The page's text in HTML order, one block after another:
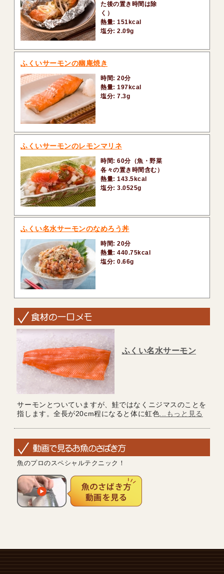
た後の置き時間は除
く）
熱量: 151kcal
塩分: 2.09g
ふくいサーモンの幽庵焼き
時間: 20分
熱量: 197kcal
塩分: 7.3g
ふくいサーモンのレモンマリネ
時間: 60分（魚・野菜
各々の置き時間含む）
熱量: 143.5kcal
塩分: 3.0525g
ふくい名水サーモンのなめろう丼
時間: 20分
熱量: 440.75kcal
塩分: 0.66g
ふくい名水サーモン
サーモンとついていますが、鮭ではなくニジマスのことを
指します。全長が20cm程になると体に虹色 ...もっと見る
魚のプロのスペシャルテクニック！